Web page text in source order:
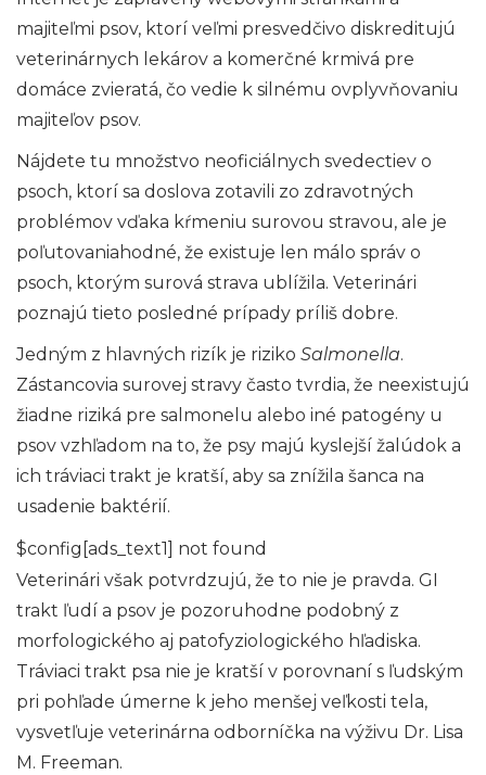
majiteľmi psov, ktorí veľmi presvedčivo diskreditujú
veterinárnych lekárov a komerčné krmivá pre
domáce zvieratá, čo vedie k silnému ovplyvňovaniu
majiteľov psov.
Nájdete tu množstvo neoficiálnych svedectiev o
psoch, ktorí sa doslova zotavili zo zdravotných
problémov vďaka kŕmeniu surovou stravou, ale je
poľutovaniahodné, že existuje len málo správ o
psoch, ktorým surová strava ublížila. Veterinári
poznajú tieto posledné prípady príliš dobre.
Jedným z hlavných rizík je riziko Salmonella.
Zástancovia surovej stravy často tvrdia, že neexistujú
žiadne riziká pre salmonelu alebo iné patogény u
psov vzhľadom na to, že psy majú kyslejší žalúdok a
ich tráviaci trakt je kratší, aby sa znížila šanca na
usadenie baktérií.
$config[ads_text1] not found
Veterinári však potvrdzujú, že to nie je pravda. GI
trakt ľudí a psov je pozoruhodne podobný z
morfologického aj patofyziologického hľadiska.
Tráviaci trakt psa nie je kratší v porovnaní s ľudským
pri pohľade úmerne k jeho menšej veľkosti tela,
vysvetľuje veterinárna odborníčka na výživu Dr. Lisa
M. Freeman.